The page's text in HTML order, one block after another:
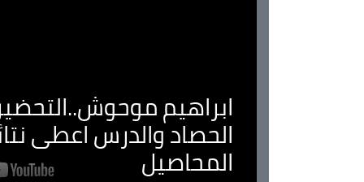
ابراهيم
الحصاد والدرس اعطى
المحاصيل